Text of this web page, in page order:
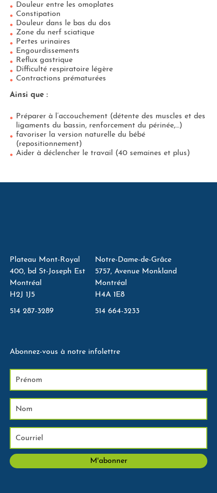
Douleur entre les omoplates
Constipation
Douleur dans le bas du dos
Zone du nerf sciatique
Pertes urinaires
Engourdissements
Reflux gastrique
Difficulté respiratoire légère
Contractions prématurées
Ainsi que :
Préparer à l’accouchement (détente des muscles et des
ligaments du bassin, renforcement du périnée,…)
favoriser la version naturelle du bébé
(repositionnement)
Aider à déclencher le travail (40 semaines et plus)
Plateau Mont-Royal
400, bd St-Joseph Est
Montréal
H2J 1J5
514 287-3289
Notre-Dame-de-Grâce
5757, Avenue Monkland
Montréal
H4A 1E8
514 664-3233
Abonnez-vous à notre infolettre